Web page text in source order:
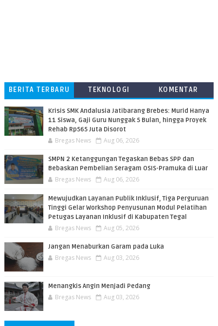
BERITA TERBARU TEKNOLOGI
KOMENTAR
Krisis SMK Andalusia Jatibarang Brebes: Murid Hanya
11 Siswa, Gaji Guru Nunggak 5 Bulan, hingga Proyek
Rehab Rp565 Juta Disorot
Bregas News Aug 06, 2026
SMPN 2 Ketanggungan Tegaskan Bebas SPP dan
Bebaskan Pembelian Seragam OSIS-Pramuka di Luar
Bregas News Aug 06, 2026
​Mewujudkan Layanan Publik Inklusif, Tiga Perguruan
Tinggi Gelar Workshop Penyusunan Modul Pelatihan
Petugas Layanan Inklusif di Kabupaten Tegal
Bregas News Aug 05, 2026
Jangan Menaburkan Garam pada Luka
Bregas News Aug 03, 2026
Menangkis Angin Menjadi Pedang
Bregas News Aug 03, 2026